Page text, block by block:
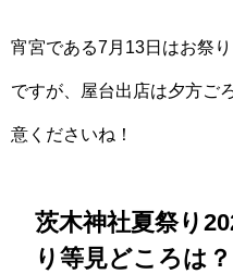
宵宮である7月13日はお祭
ですが、屋台出店は夕方ご
意くださいね！
茨木神社夏祭り
り等見どころは？